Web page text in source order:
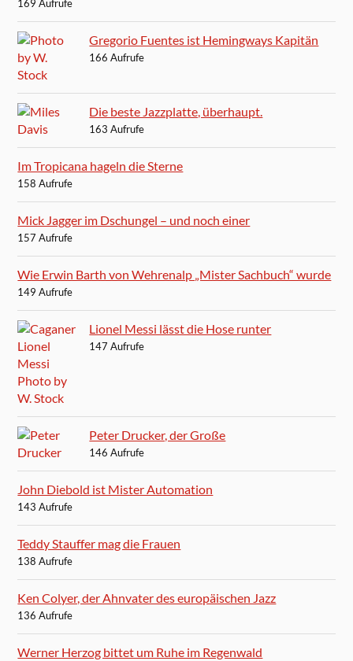
169 Aufrufe
Gregorio Fuentes ist Hemingways Kapitän
166 Aufrufe
Die beste Jazzplatte, überhaupt.
163 Aufrufe
Im Tropicana hageln die Sterne
158 Aufrufe
Mick Jagger im Dschungel – und noch einer
157 Aufrufe
Wie Erwin Barth von Wehrenalp „Mister Sachbuch“ wurde
149 Aufrufe
Lionel Messi lässt die Hose runter
147 Aufrufe
Peter Drucker, der Große
146 Aufrufe
John Diebold ist Mister Automation
143 Aufrufe
Teddy Stauffer mag die Frauen
138 Aufrufe
Ken Colyer, der Ahnvater des europäischen Jazz
136 Aufrufe
Werner Herzog bittet um Ruhe im Regenwald